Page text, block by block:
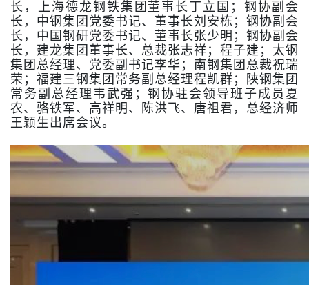
长，上海德龙钢铁集团董事长丁立国；钢协副会
长，中钢集团党委书记、董事长刘安栋；钢协副会
长，中国钢研党委书记、董事长张少明；钢协副会
长，建龙集团董事长、总裁张志祥；程子建；太钢
集团总经理、党委副书记李华；南钢集团总裁祝瑞
荣；福建三钢集团常务副总经理程凯群；陕钢集团
常务副总经理韦武强；钢协驻会领导班子成员夏
农、骆铁军、高祥明、陈洪飞、唐祖君，总经济师
王颖生出席会议。